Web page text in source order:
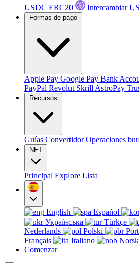
USDC ERC20
Intercambiar
Formas de pago
Apple Pay Google Pay Bank
PayPal Revolut Skrill AstroPay
Recursos
Guías ConvertidorOperaciones
NFT
Principal Explore Lista
English Español
Українська
Türkçe
Nederlands
Polski
Français
Italiano
Comenzar